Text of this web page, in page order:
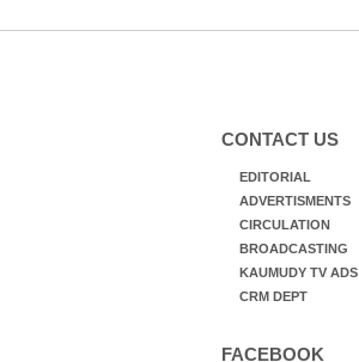
CONTACT US
EDITORIAL
ADVERTISMENTS
CIRCULATION
BROADCASTING
KAUMUDY TV ADS
CRM DEPT
FACEBOOK